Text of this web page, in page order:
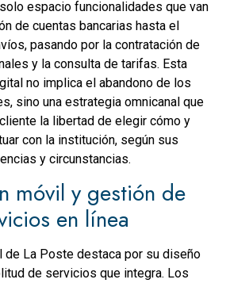
espacio funcionalidades que van
de cuentas bancarias hasta el
pasando por la contratación de
y la consulta de tarifas. Esta
no implica el abandono de los
sino una estrategia omnicanal que
la libertad de elegir cómo y
con la institución, según sus
y circunstancias.
móvil y gestión de
en línea
de La Poste destaca por su diseño
de servicios que integra. Los